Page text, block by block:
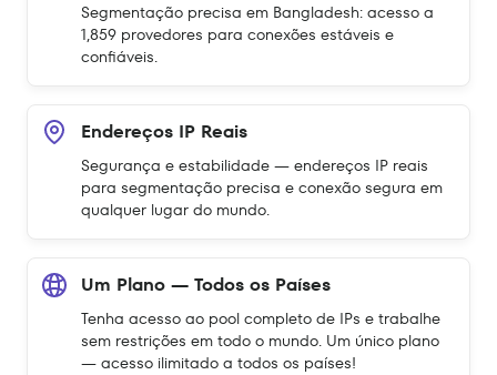
Segmentação precisa em Bangladesh: acesso a
1,859 provedores para conexões estáveis e
confiáveis.
Endereços IP Reais
Segurança e estabilidade — endereços IP reais
para segmentação precisa e conexão segura em
qualquer lugar do mundo.
Um Plano — Todos os Países
Tenha acesso ao pool completo de IPs e trabalhe
sem restrições em todo o mundo. Um único plano
— acesso ilimitado a todos os países!